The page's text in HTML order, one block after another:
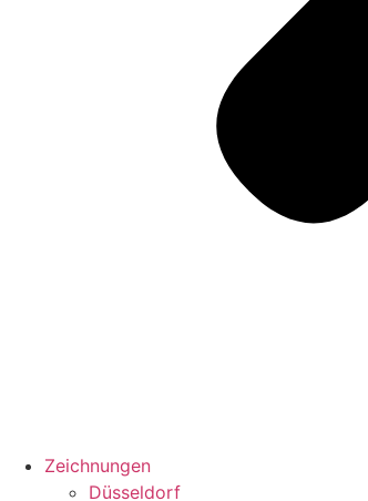
Zeichnungen
Düsseldorf